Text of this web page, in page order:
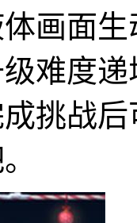
画面
难度
挑战